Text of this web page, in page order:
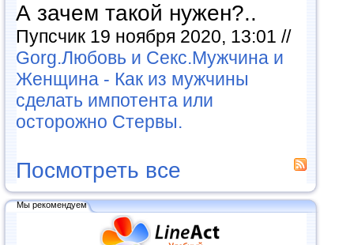
А зачем такой нужен?..
Пупсчик 19 ноября 2020, 13:01 //
Gorg.Любовь и Секс.Мужчина и
Женщина - Как из мужчины
сделать импотента или
осторожно Стервы.
Посмотреть все
Мы рекомендуем